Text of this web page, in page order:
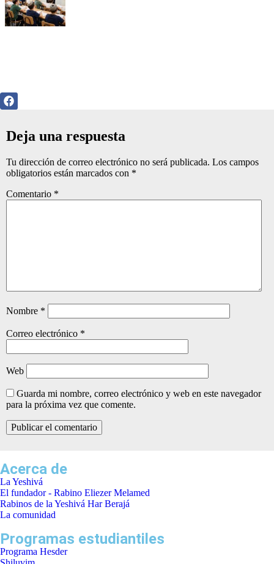
Deja una respuesta
Tu dirección de correo electrónico no será publicada. Los campos
obligatorios están marcados con *
Comentario *
Nombre *
Correo electrónico *
Web
Guarda mi nombre, correo electrónico y web en este navegador
para la próxima vez que comente.
Acerca de
La Yeshivá
El fundador - Rabino Eliezer Melamed
Rabinos de la Yeshivá Har Berajá
La comunidad
Programas estudiantiles
Programa Hesder